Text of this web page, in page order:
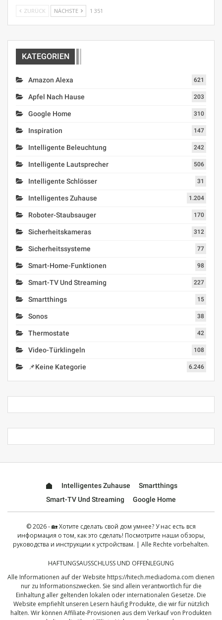
ZURÜCK NÄCHSTE 1 351
KATEGORIEN
Amazon Alexa 621
Apfel Nach Hause 203
Google Home 310
Inspiration 147
Intelligente Beleuchtung 242
Intelligente Lautsprecher 506
Intelligente Schlösser 31
Intelligentes Zuhause 1.204
Roboter-Staubsauger 170
Sicherheitskameras 312
Sicherheitssysteme 77
Smart-Home-Funktionen 98
Smart-TV Und Streaming 227
Smartthings 15
Sonos 38
Thermostate 42
Video-Türklingeln 108
📌Keine Kategorie 6.246
Intelligentes Zuhause
Smartthings
Smart-TV Und Streaming
Google Home
© 2026 - 🏡 Хотите сделать свой дом умнее? У нас есть вся
информация о том, как это сделать! Посмотрите наши обзоры,
руководства и инструкции к устройствам. | Alle Rechte vorbehalten.
HAFTUNGSAUSSCHLUSS UND OFFENLEGUNG
Alle Informationen auf der Website https://hitech.mediadoma.com dienen
nur zu Informationszwecken. Sie sind allein verantwortlich für die
Einhaltung aller geltenden lokalen oder internationalen Gesetze. Die
Website empfiehlt unseren Lesern häufig Produkte, die wir für nützlich
halten. Wir können Affiliate-Provisionen aus dem Verkauf von Produkten